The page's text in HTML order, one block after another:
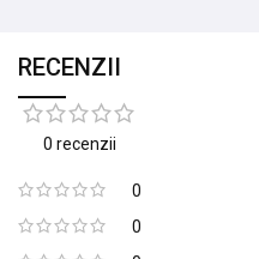
RECENZII
0 recenzii
0
0